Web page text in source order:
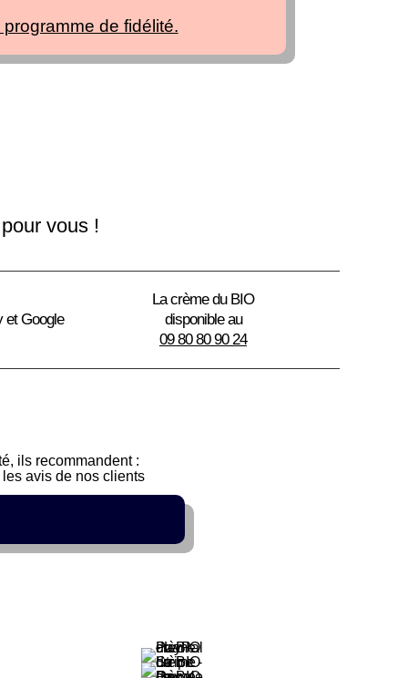
de fidélité.
vous !
et Google
La crème du BIO
disponible au
09 80 80 90 24
ils recommandent :
avis de nos clients